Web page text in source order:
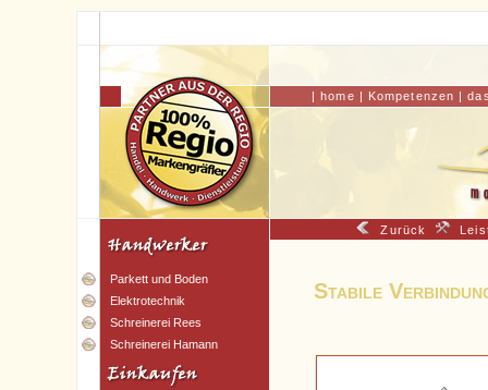
|home | Kompetenzen |
Parkett und Boden
Elektrotechnik
Schreinerei Rees
Schreinerei Hamann
Zurück
Stabile